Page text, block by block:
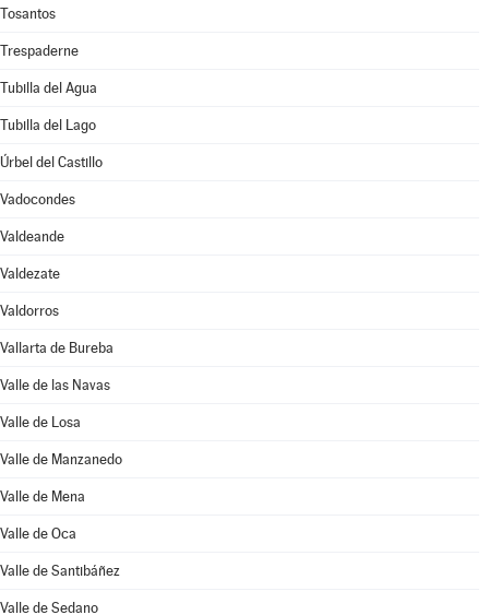
Tosantos
Trespaderne
Tubilla del Agua
Tubilla del Lago
Úrbel del Castillo
Vadocondes
Valdeande
Valdezate
Valdorros
Vallarta de Bureba
Valle de las Navas
Valle de Losa
Valle de Manzanedo
Valle de Mena
Valle de Oca
Valle de Santibáñez
Valle de Sedano